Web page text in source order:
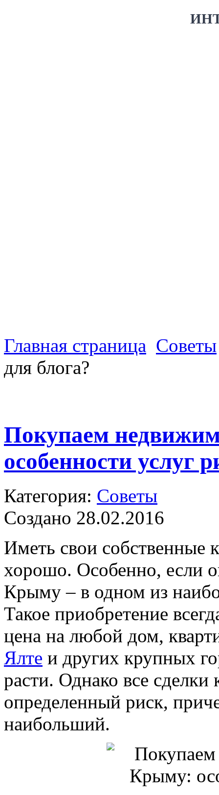
Главная страница Советы
для блога?
Покупаем
особенности услуг
Категория: Советы
Создано 28.02.2016
Иметь свои собственные
хорошо. Особенно, если
Крыму – в одном из
Такое приобретение
цена на любой дом,
Ялте и других крупных
расти. Однако все
определенный риск,
наибольший.